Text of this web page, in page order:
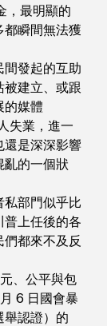
，最明顯的
都瞬間無法獲
間發起的互助
被建立、或跟
的媒體
失業，進一
還是深深影響
亂的一個狀
私部門似乎比
普上任後的各
都來不及反
、公平與包
6 日國會暴
舉認證）的